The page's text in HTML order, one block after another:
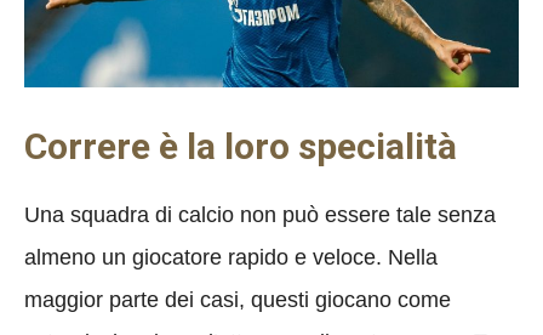
Correre è la loro specialità
Una squadra di calcio non può essere tale senza
almeno un giocatore rapido e veloce. Nella
maggior parte dei casi, questi giocano come